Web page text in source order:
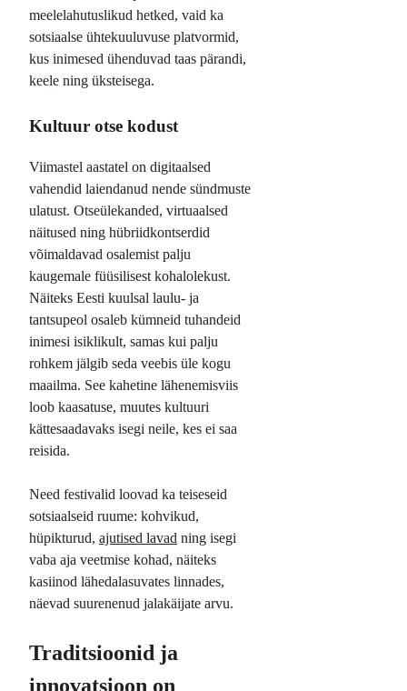
meelelahutuslikud hetked, vaid ka
sotsiaalse ühtekuuluvuse platvormid,
kus inimesed ühenduvad taas pärandi,
keele ning üksteisega.
Kultuur otse kodust
Viimastel aastatel on digitaalsed
vahendid laiendanud nende sündmuste
ulatust. Otseülekanded, virtuaalsed
näitused ning hübriidkontserdid
võimaldavad osalemist palju
kaugemale füüsilisest kohalolekust.
Näiteks Eesti kuulsal laulu- ja
tantsupeol osaleb kümneid tuhandeid
inimesi isiklikult, samas kui palju
rohkem jälgib seda veebis üle kogu
maailma. See kahetine lähenemisviis
loob kaasatuse, muutes kultuuri
kättesaadavaks isegi neile, kes ei saa
reisida.
Need festivalid loovad ka teiseseid
sotsiaalseid ruume: kohvikud,
hüpikturud, ajutised lavad ning isegi
vaba aja veetmise kohad, näiteks
kasiinod lähedalasuvates linnades,
näevad suurenenud jalakäijate arvu.
Traditsioonid ja
innovatsioon on